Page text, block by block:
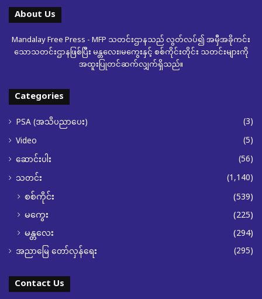
About Us
Mandalay Free Press - MFP သတင်းဌာနသည် လွတ်လပ်၍ အမှီအခိုကင်း
သောသတင်းဌာနဖြစ်ပြီး မန္တလေး၊မကွေးနှင့် စစ်ကိုင်းတိုင်း သတင်းများကို
အထူးပြုတင်ဆက်လျှက်ရှိသည်။
Categories
PSA (အသိပညာပေး)
(3)
Video
(5)
ဆောင်းပါး
(56)
သတင်း
(1,140)
စစ်ကိုင်း
(539)
မကွေး
(225)
မန္တလေး
(294)
အညာမြေ တော်လှန်ရေး (295)
Contact Us